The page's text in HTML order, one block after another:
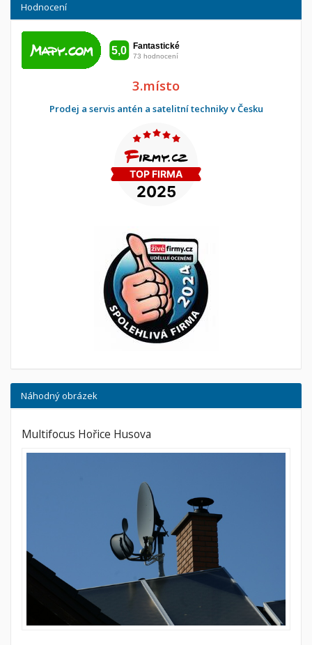
Hodnocení
3.místo
Prodej a servis antén a satelitní techniky v Česku
Náhodný obrázek
Multifocus Hořice Husova